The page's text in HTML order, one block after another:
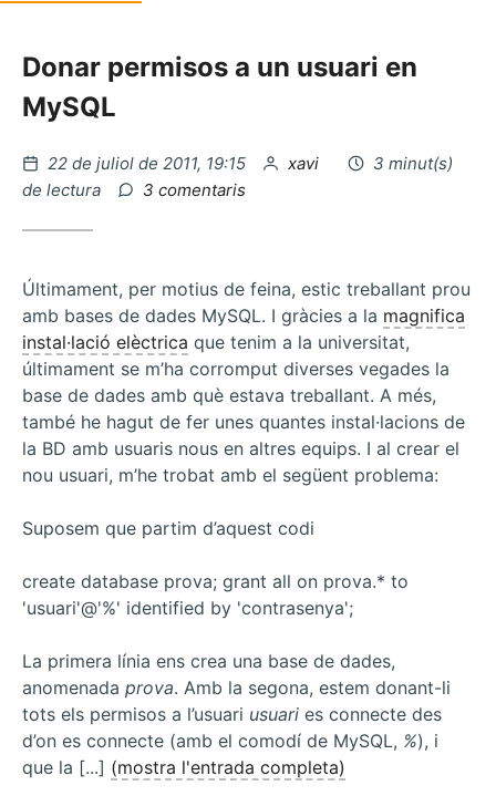
Donar permisos a un usuari en
MySQL
Publicat
el
22 de juliol de 2011, 19:15 per
xavi
3 minut(s)
de lectura
3 comentaris
el
so
Últimament, per motius de feina, estic treballant prou
amb bases de dades MySQL. I gràcies a la magnifica
instal·lació elèctrica que tenim a la universitat,
últimament se m’ha corromput diverses vegades la
base de dades amb què estava treballant. A més,
també he hagut de fer unes quantes instal·lacions de
la BD amb usuaris nous en altres equips. I al crear el
nou usuari, m’he trobat amb el següent problema:
Suposem que partim d’aquest codi
create database prova; grant all on prova.* to
'usuari'@'%' identified by 'contrasenya';
La primera línia ens crea una base de dades,
anomenada prova. Amb la segona, estem donant-li
tots els permisos a l’usuari usuari es connecte des
d’on es connecte (amb el comodí de MySQL, %), i
que la [...] (mostra l'entrada completa)